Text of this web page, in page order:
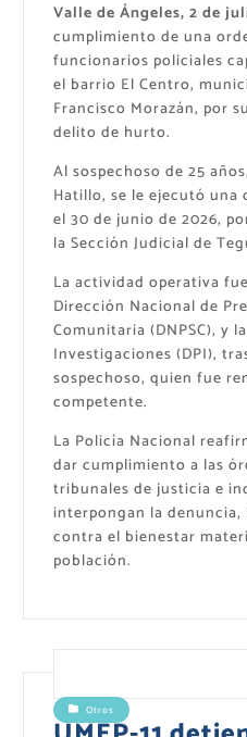
Valle de Ángeles, 2 de
cumplimiento de una
funcionarios policiales
el barrio El Centro,
Francisco Morazán, por
delito de hurto.
Al sospechoso de 25
Hatillo, se le ejecutó
el 30 de junio de 2026,
la Sección Judicial de
La actividad operativa
Dirección Nacional de
Comunitaria (DNPSC), y
Investigaciones (DPI),
sospechoso, quien fue
competente.
La Policía Nacional
dar cumplimiento a las
tribunales de justicia e
interpongan la denuncia,
contra el bienestar
población.
Otros